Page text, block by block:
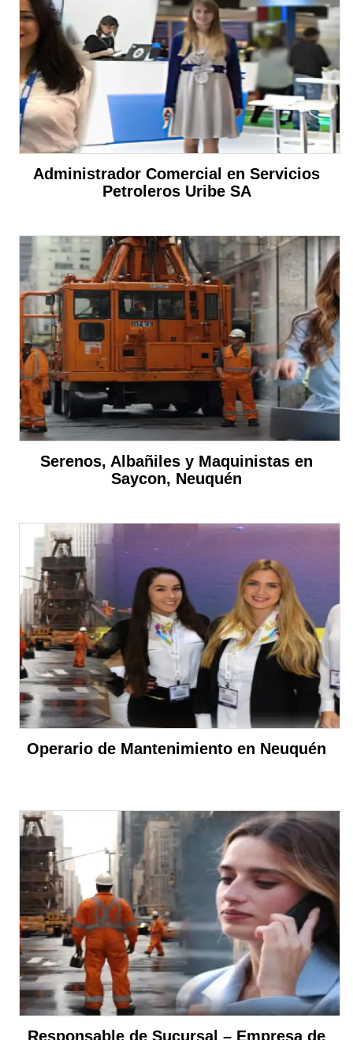
Administrador Comercial en Servicios
Petroleros Uribe SA
Serenos, Albañiles y Maquinistas en
Saycon, Neuquén
Operario de Mantenimiento en Neuquén
Responsable de Sucursal – Empresa de